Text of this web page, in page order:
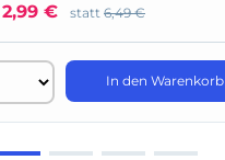
2,99 € statt 6,49 €
In den Warenkorb